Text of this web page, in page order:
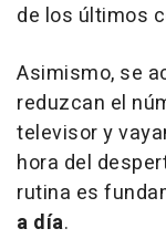
de los últimos
Asimismo, se
reduzcan el
televisor y
hora del
rutina es
a día.